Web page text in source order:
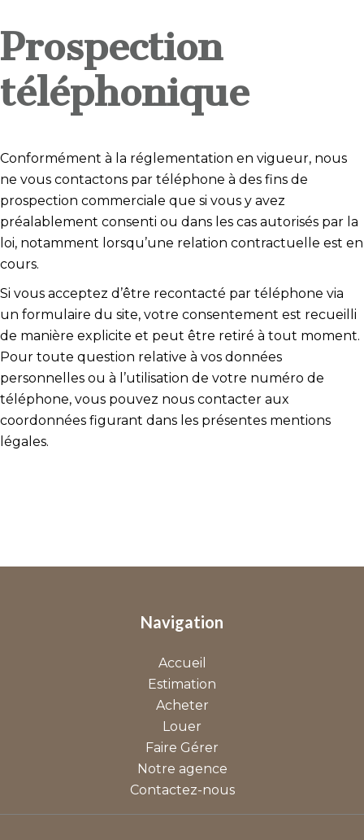
Prospection
téléphonique
Conformément à la réglementation en vigueur, nous
ne vous contactons par téléphone à des fins de
prospection commerciale que si vous y avez
préalablement consenti ou dans les cas autorisés par la
loi, notamment lorsqu’une relation contractuelle est en
cours.
Si vous acceptez d’être recontacté par téléphone via
un formulaire du site, votre consentement est recueilli
de manière explicite et peut être retiré à tout moment.
Pour toute question relative à vos données
personnelles ou à l’utilisation de votre numéro de
téléphone, vous pouvez nous contacter aux
coordonnées figurant dans les présentes mentions
légales.
Navigation
Accueil
Estimation
Acheter
Louer
Faire Gérer
Notre agence
Contactez-nous